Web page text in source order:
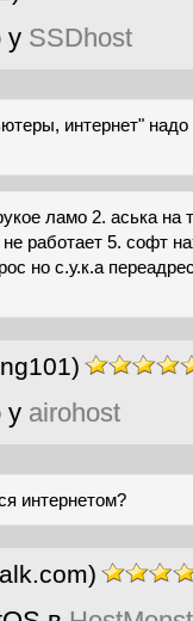
у SSDhost
интернет" надо
ламо 2. аська на
работает 5. софт
но с.у.к.а
у airohost
интернетом?